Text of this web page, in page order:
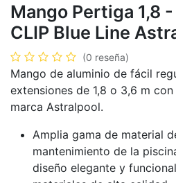
Mango Pertiga 1,8
CLIP Blue Line
(0 reseña)
Mango de aluminio de fácil
extensiones de 1,8 o 3,6 m
marca Astralpool.
Amplia gama de material
mantenimiento de la
diseño elegante y